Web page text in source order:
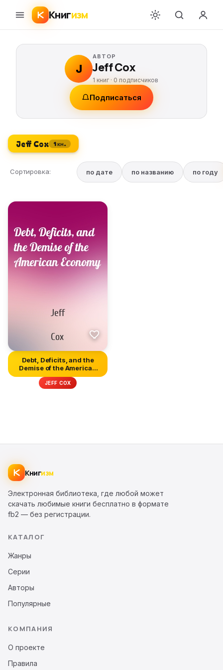
Книгизм
J
АВТОР
Jeff Cox
1 книг · 0 подписчиков
Подписаться
Jeff Cox 1 кн.
Сортировка: по дате по названию по году
Debt, Deficits, and the
Demise of the American
Eco...
JEFF COX
Книгизм
Электронная библиотека, где любой может
скачать любимые книги бесплатно в формате
fb2 — без регистрации.
КАТАЛОГ
Жанры
Серии
Авторы
Популярные
КОМПАНИЯ
О проекте
Правила